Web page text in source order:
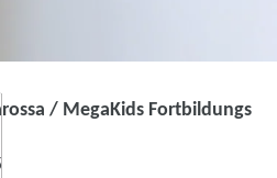
/ MegaKids Fortbildungs